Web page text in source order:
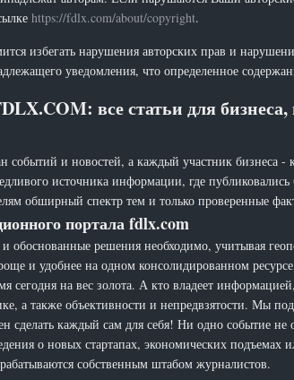
https://fdlx.com/about/copyright.
избегать нарушения авторских прав и
уведомления, что определенное
все статьи для
событий и новостей, а каждый участник бизнеса
источника информации, где
обширный спектр тем и только проверенные
портала fdlx.com
обоснованные решения необходимо, учитывая
и удобнее на одном консолидированном
сегодня на вес золота. А кто владеет
а также объективности и непредвзятости. Мы
каждый сам для себя! Ни одно событие не
о новых стартапах, экономических
собственным штабом журналистов.